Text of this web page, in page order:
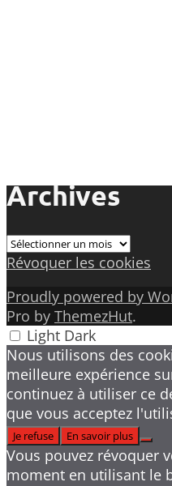
Archives
Archives
Révoquer les cookies
Proudly powered by
Pro by ThemezHut.
Light Dark
Nous utilisons des
meilleure expérience
continuez à utiliser ce
que vous acceptez
Je refuse
En savoir plus
Vous pouvez révoquer
moment en utilisant le